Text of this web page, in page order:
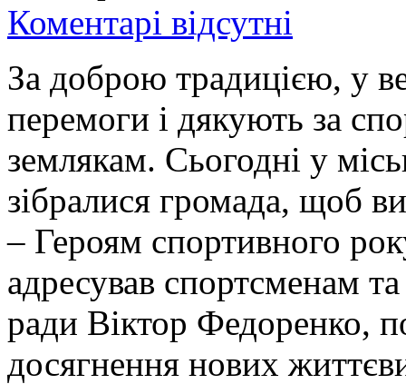
Коментарі відсутні
За доброю традицією, у
перемоги і дякують за
землякам. Сьогодні у
зібралися громада, щоб
– Героям спортивного
адресував спортсменам
ради Віктор Федоренко,
досягнення нових